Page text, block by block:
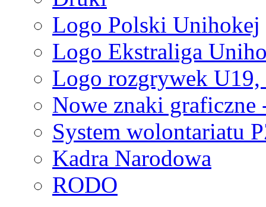
Logo Polski Unihokej
Logo Ekstraliga
Logo rozgrywek
Nowe znaki graficzne
System wolontariatu
Kadra Narodowa
RODO